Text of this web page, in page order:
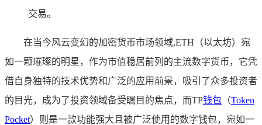
交易。
在当今风云变幻的加密货币市场领域,ETH（以太坊）宛
如一颗璀璨的明星，作为市值稳居前列的主流数字货币，它凭
借自身独特的技术优势和广泛的应用前景，吸引了众多投资者
的目光，成为了投资领域备受瞩目的焦点，而TP钱包 （Token
Pocket）则是一款功能强大且被广泛使用的数字钱包，宛如一